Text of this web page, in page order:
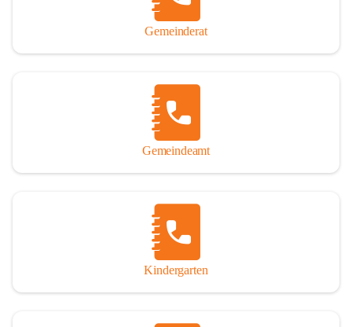
Gemeinderat
Gemeindeamt
Kindergarten